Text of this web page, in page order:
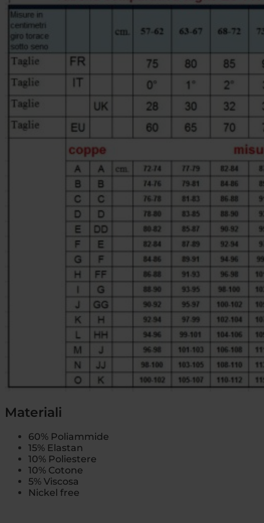
Materiali
60% Poliammide
15% Elastan
10% Poliestere
10% Cotone
5% Viscosa
Nickel free